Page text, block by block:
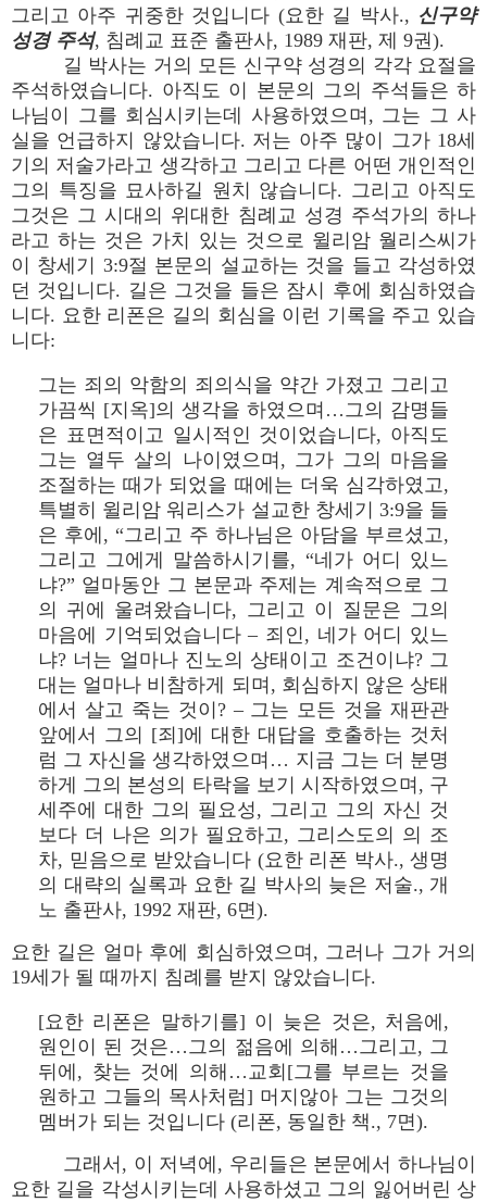
그리고 아주 귀중한 것입니다 (요한 길 박사., 신구약
성경 주석, 침례교 표준 출판사, 1989 재판, 제 9권).
길 박사는 거의 모든 신구약 성경의 각각 요절을
주석하였습니다. 아직도 이 본문의 그의 주석들은 하
나님이 그를 회심시키는데 사용하였으며, 그는 그 사
실을 언급하지 않았습니다. 저는 아주 많이 그가 18세
기의 저술가라고 생각하고 그리고 다른 어떤 개인적인
그의 특징을 묘사하길 원치 않습니다. 그리고 아직도
그것은 그 시대의 위대한 침례교 성경 주석가의 하나
라고 하는 것은 가치 있는 것으로 윌리암 월리스씨가
이 창세기 3:9절 본문의 설교하는 것을 들고 각성하였
던 것입니다. 길은 그것을 들은 잠시 후에 회심하였습
니다. 요한 리폰은 길의 회심을 이런 기록을 주고 있습
니다:
그는 죄의 악함의 죄의식을 약간 가졌고 그리고
가끔씩 [지옥]의 생각을 하였으며…그의 감명들
은 표면적이고 일시적인 것이었습니다, 아직도
그는 열두 살의 나이였으며, 그가 그의 마음을
조절하는 때가 되었을 때에는 더욱 심각하였고,
특별히 윌리암 워리스가 설교한 창세기 3:9을 들
은 후에, “그리고 주 하나님은 아담을 부르셨고,
그리고 그에게 말씀하시기를, “네가 어디 있느
냐?” 얼마동안 그 본문과 주제는 계속적으로 그
의 귀에 울려왔습니다, 그리고 이 질문은 그의
마음에 기억되었습니다 – 죄인, 네가 어디 있느
냐? 너는 얼마나 진노의 상태이고 조건이냐? 그
대는 얼마나 비참하게 되며, 회심하지 않은 상태
에서 살고 죽는 것이? – 그는 모든 것을 재판관
앞에서 그의 [죄]에 대한 대답을 호출하는 것처
럼 그 자신을 생각하였으며… 지금 그는 더 분명
하게 그의 본성의 타락을 보기 시작하였으며, 구
세주에 대한 그의 필요성, 그리고 그의 자신 것
보다 더 나은 의가 필요하고, 그리스도의 의 조
차, 믿음으로 받았습니다 (요한 리폰 박사., 생명
의 대략의 실록과 요한 길 박사의 늦은 저술., 개
노 출판사, 1992 재판, 6면).
요한 길은 얼마 후에 회심하였으며, 그러나 그가 거의
19세가 될 때까지 침례를 받지 않았습니다.
[요한 리폰은 말하기를] 이 늦은 것은, 처음에,
원인이 된 것은…그의 젊음에 의해…그리고, 그
뒤에, 찾는 것에 의해…교회[그를 부르는 것을
원하고 그들의 목사처럼] 머지않아 그는 그것의
멤버가 되는 것입니다 (리폰, 동일한 책., 7면).
그래서, 이 저녁에, 우리들은 본문에서 하나님이
요한 길을 각성시키는데 사용하셨고 그의 잃어버린 상